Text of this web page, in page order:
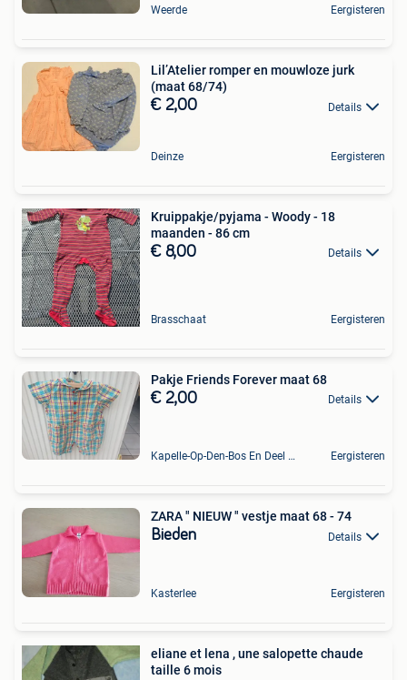
Weerde Eergisteren
Lil’Atelier romper en mouwloze jurk
(maat 68/74)
€ 2,00 Details
Deinze Eergisteren
Kruippakje/pyjama - Woody - 18
maanden - 86 cm
€ 8,00 Details
Brasschaat Eergisteren
Pakje Friends Forever maat 68
€ 2,00 Details
Kapelle-Op-Den-Bos En Deel Van Zemst Eergisteren
ZARA " NIEUW " vestje maat 68 - 74
Bieden Details
Kasterlee Eergisteren
eliane et lena , une salopette chaude
taille 6 mois